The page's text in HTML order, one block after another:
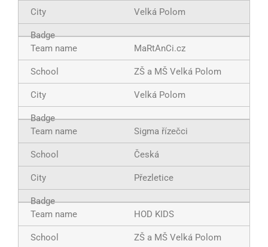
Velká Polom
MaRtAnCi.cz
ZŠ a MŠ Velká Polom
Velká Polom
Sigma řízečci
Česká
Přezletice
HOD KIDS
ZŠ a MŠ Velká Polom